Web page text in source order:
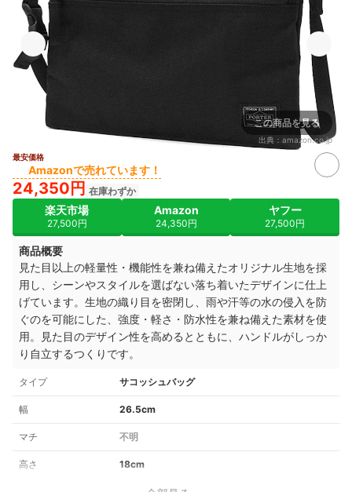
この商品を見る
出典： amazon.co.jp
最安価格
Amazonで売れています！
24,350円 在庫わずか
楽天市場
27,500円
Amazon
24,350円
ヤフー
27,500円
商品概要
見た目以上の軽量性・機能性を兼ね備えたオリジナル生地を採
用し、シーンやスタイルを選ばない落ち着いたデザインに仕上
げています。生地の織り目を密閉し、雨や汗等の水の侵入を防
ぐのを可能にした、強度・軽さ・防水性を兼ね備えた素材を使
用。見た目のデザイン性を高めるとともに、ハンドルがしっか
り自立するつくりです。
タイプ サコッシュバッグ
幅 26.5cm
マチ 不明
高さ 18cm